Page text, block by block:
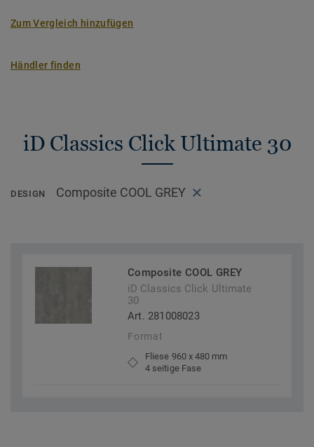
Zum Vergleich hinzufügen
Händler finden
iD Classics Click Ultimate 30
DESIGN Composite COOL GREY
Composite COOL GREY
iD Classics Click Ultimate
30
Art. 281008023
Format
Fliese 960 x 480 mm
4 seitige Fase